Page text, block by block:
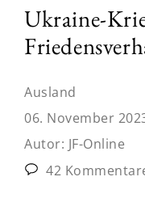
Ukraine-
Ausland
06. November
Autor: JF-Online
42